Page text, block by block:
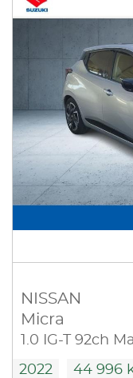
NISSAN
Micra
1.0 IG-T 92ch
2022 44 996